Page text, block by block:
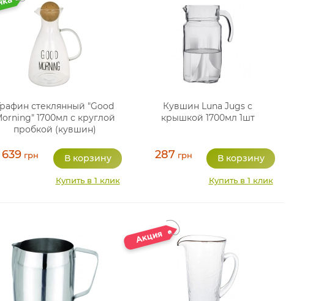
стеклянный "Good
1700мл с круглой
пробкой (кувшин)
639 грн
Купить в 1 клик
Кувшин Luna Jugs с
крышкой 1700мл 1шт
287 грн
Купить в 1 клик